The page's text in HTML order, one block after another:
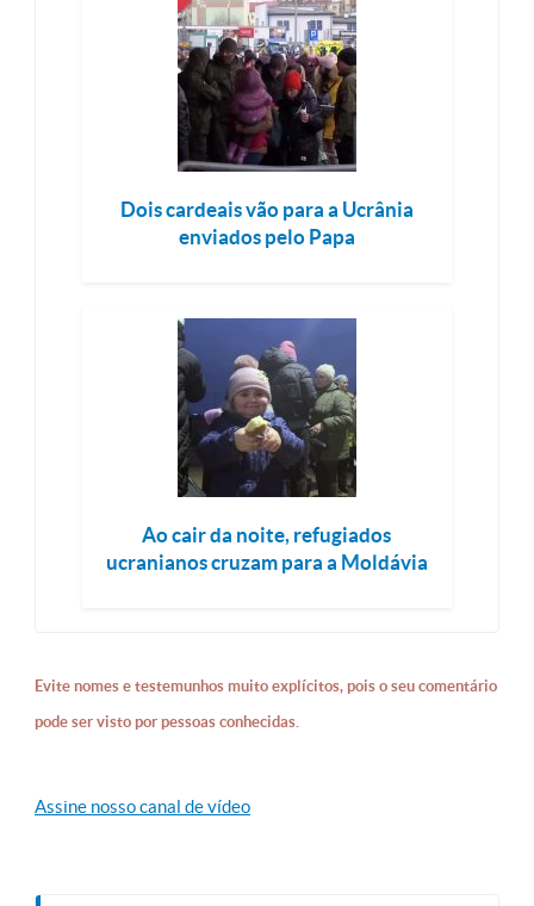
Dois cardeais vão para a Ucrânia
enviados pelo Papa
Ao cair da noite, refugiados
ucranianos cruzam para a Moldávia
Evite nomes e testemunhos muito explícitos, pois o seu comentário
pode ser visto por pessoas conhecidas.
Assine nosso canal de vídeo